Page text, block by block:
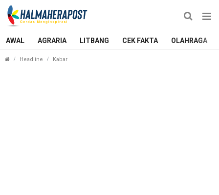
AWAL AGRARIA LITBANG CEK FAKTA OLAHRAGA
Headline Kabar